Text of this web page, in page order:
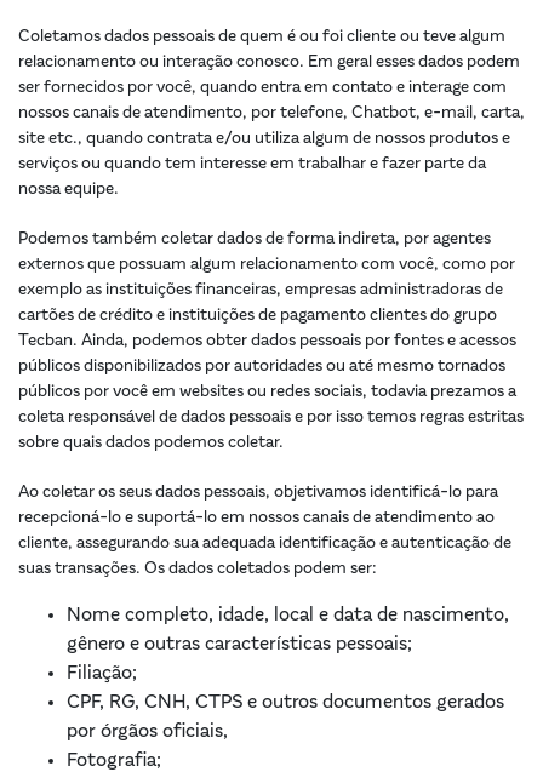
Coletamos dados pessoais de quem é ou foi cliente ou teve algum
relacionamento ou interação conosco. Em geral esses dados podem
ser fornecidos por você, quando entra em contato e interage com
nossos canais de atendimento, por telefone, Chatbot, e-mail, carta,
site etc., quando contrata e/ou utiliza algum de nossos produtos e
serviços ou quando tem interesse em trabalhar e fazer parte da
nossa equipe.
Podemos também coletar dados de forma indireta, por agentes
externos que possuam algum relacionamento com você, como por
exemplo as instituições financeiras, empresas administradoras de
cartões de crédito e instituições de pagamento clientes do grupo
Tecban. Ainda, podemos obter dados pessoais por fontes e acessos
públicos disponibilizados por autoridades ou até mesmo tornados
públicos por você em websites ou redes sociais, todavia prezamos a
coleta responsável de dados pessoais e por isso temos regras estritas
sobre quais dados podemos coletar.
Ao coletar os seus dados pessoais, objetivamos identificá-lo para
recepcioná-lo e suportá-lo em nossos canais de atendimento ao
cliente, assegurando sua adequada identificação e autenticação de
suas transações. Os dados coletados podem ser:
Nome completo, idade, local e data de nascimento,
gênero e outras características pessoais;
Filiação;
CPF, RG, CNH, CTPS e outros documentos gerados
por órgãos oficiais,
Fotografia;